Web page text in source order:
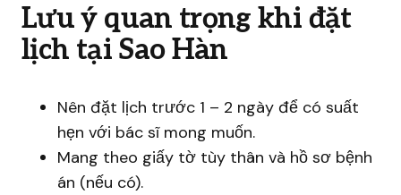
Lưu ý quan trọng khi đặt
lịch tại Sao Hàn
Nên đặt lịch trước 1 – 2 ngày để có suất
hẹn với bác sĩ mong muốn.
Mang theo giấy tờ tùy thân và hồ sơ bệnh
án (nếu có).